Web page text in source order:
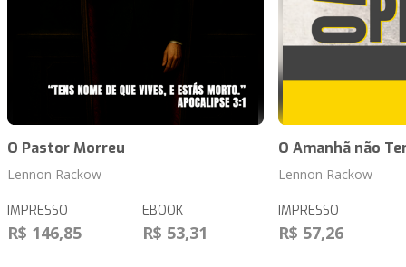
O Pastor Morreu
Lennon Rackow
IMPRESSO
R$ 146,85
EBOOK
R$ 53,31
O Amanhã não
Lennon Rackow
IMPRESSO
R$ 57,26